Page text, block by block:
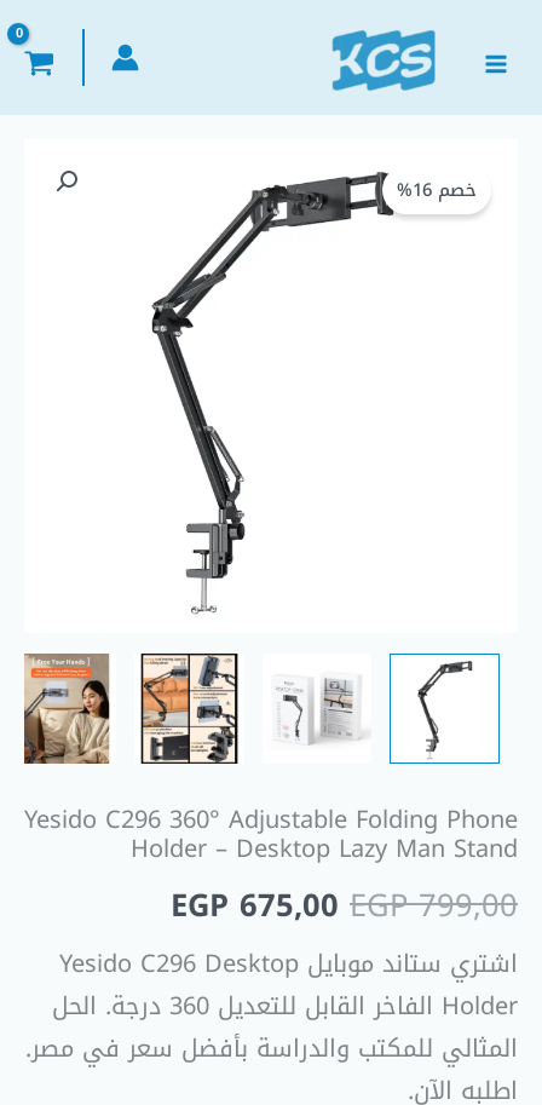
خصم 16%
Yesido C296 360° Adjustable Folding Phone
Holder – Desktop Lazy Man Stand
EGP799,00
السعر
الأصلي
EGP 799,00.
EGP 675,00
هو:
EGP 675,00.
اشتري ستاند موبايل Yesido C296 Desktop
Holder الفاخر القابل للتعديل 360 درجة. الحل
المثالي للمكتب والدراسة بأفضل سعر في مصر.
اطلبه الآن.